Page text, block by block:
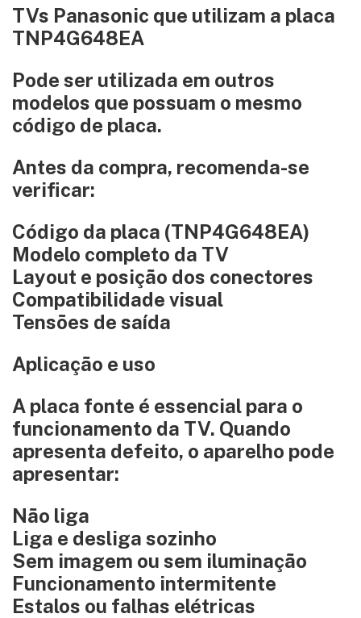
TVs Panasonic que utilizam a placa
TNP4G648EA
Pode ser utilizada em outros
modelos que possuam o mesmo
código de placa.
Antes da compra, recomenda-se
verificar:
Código da placa (TNP4G648EA)
Modelo completo da TV
Layout e posição dos conectores
Compatibilidade visual
Tensões de saída
Aplicação e uso
A placa fonte é essencial para o
funcionamento da TV. Quando
apresenta defeito, o aparelho pode
apresentar:
Não liga
Liga e desliga sozinho
Sem imagem ou sem iluminação
Funcionamento intermitente
Estalos ou falhas elétricas